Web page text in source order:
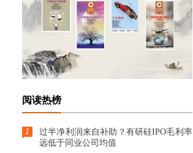
阅读热榜
1
过半净利润来自补助？有研硅IPO毛利率
远低于同业公司均值